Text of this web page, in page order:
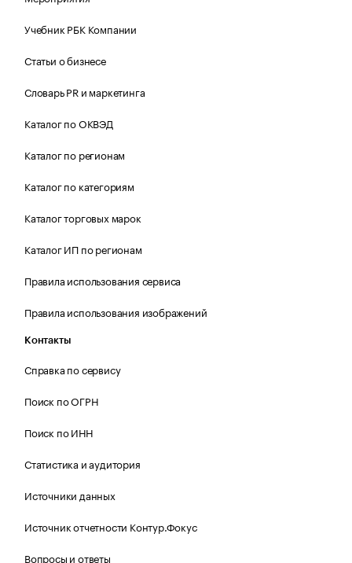
Учебник РБК Компании
Статьи о бизнесе
Словарь PR и маркетинга
Каталог по ОКВЭД
Каталог по регионам
Каталог по категориям
Каталог торговых марок
Каталог ИП по регионам
Правила использования сервиса
Правила использования изображений
Контакты
Справка по сервису
Поиск по ОГРН
Поиск по ИНН
Статистика и аудитория
Источники данных
Источник отчетности Контур.Фокус
Вопросы и ответы